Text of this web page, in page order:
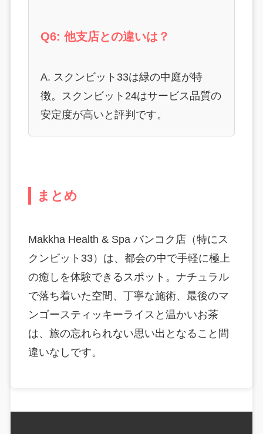
Q6: 他支店との違いは？
A. スクンビット33は緑の中庭が特
徴。スクンビット24はサービス品質の
安定度が高いと評判です。
まとめ
Makkha Health & Spa バンコク店（特にス
クンビット33）は、都会の中で手軽に極上
の癒しを体験できるスポット。ナチュラル
で落ち着いた空間、丁寧な施術、最後のマ
ンゴースティッキーライスと温かいお茶
は、旅の忘れられない思い出となること間
違いなしです。